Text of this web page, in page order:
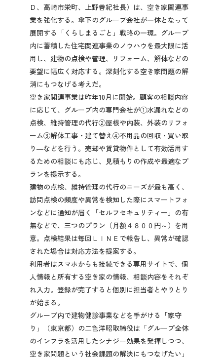
Ｄ、高崎市栄町、上野善紀社長）は、空き家関連事
業を強化する。傘下のグループ会社が一体となって
展開する「くらしまるごと」戦略の一環。グループ
内に蓄積した住宅関連事業のノウハウを最大限に活
用し、建物の点検や管理、リフォーム、解体などの
要望に幅広く対応する。深刻化する空き家問題の解
消にもつなげる考えだ。
空き家関連事業は昨年10月に開始。顧客の相談内容
に応じて、グループ内の専門会社が①水漏れなどの
点検、維持管理の代行②屋根や内装、外装のリフォ
ーム③解体工事・建て替え④不用品の回収・買い取
り―などを行う。売却や賃貸物件として有効活用す
るための相談にも応じ、見積もりの作成や最適なプ
ランを提示する。
建物の点検、維持管理の代行のニーズが最も高く、
訪問点検の頻度や異常を検知した際にスマートフォ
ンなどに通知が届く「セルフセキュリティー」の有
無などで、三つのプラン（月額４８００円～）を用
意。点検結果は毎回ＬＩＮＥで報告し、異常が確認
された場合は対応方法を提案する。
利用者はスマホからも接続できる専用サイトで、個
人情報と所有する空き家の情報、相談内容をそれぞ
れ入力。登録が完了すると個別に担当者とやりとり
が始まる。
グループ内で建物健診事業などを手がける「家守
り」（東京都）の二色洋昭取締役は「グループ全体
のインフラを活用したシナジー効果を発揮しつつ、
空き家問題という社会課題の解決にもつなげたい」